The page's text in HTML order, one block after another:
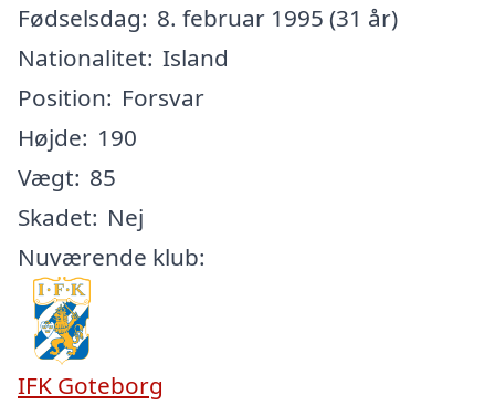
Fødselsdag: 8. februar 1995 (31 år)
Nationalitet: Island
Position: Forsvar
Højde: 190
Vægt: 85
Skadet: Nej
Nuværende klub:
IFK Goteborg